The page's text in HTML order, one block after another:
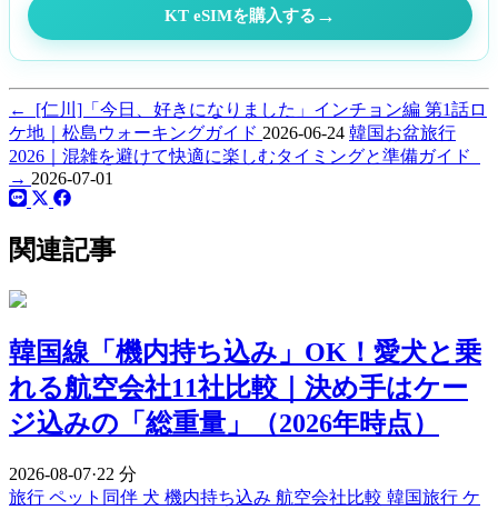
KT eSIMを購入する →
←
[仁川]「今日、好きになりました」インチョン編 第1話ロ
ケ地｜松島ウォーキングガイド 2026-06-24 韓国お盆旅行
2026｜混雑を避けて快適に楽しむタイミングと準備ガイド
→ 2026-07-01
関連記事
韓国線「機内持ち込み」OK！愛犬と乗
れる航空会社11社比較｜決め手はケー
ジ込みの「総重量」（2026年時点）
2026-08-07·22 分
旅行 ペット同伴 犬 機内持ち込み 航空会社比較 韓国旅行 ケ